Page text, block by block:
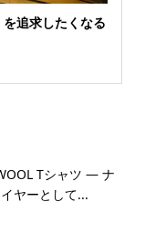
追求したくなる
Tシャツ — ナ
ヤーとして...